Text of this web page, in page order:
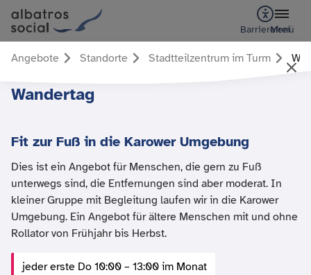
Barrierefrei
Menü
Angebote Standorte Stadtteilzentrum im Turm
Wandertag
Fit zur Fuß in die Karower Umgebung
Dies ist ein Angebot für Menschen, die gern zu Fuß
unterwegs sind, die Entfernungen sind aber moderat. In
kleiner Gruppe mit Begleitung laufen wir in die Karower
Umgebung. Ein Angebot für ältere Menschen mit und ohne
Rollator von Frühjahr bis Herbst.
jeder erste Do 10:00 – 13:00 im Monat